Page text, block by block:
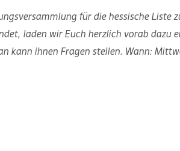
für die hessische Liste
laden wir Euch herzlich vorab dazu
kann ihnen Fragen stellen. Wann: